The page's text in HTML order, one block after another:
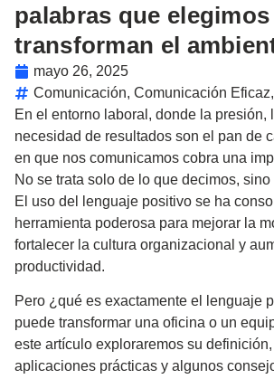
palabras que elegimos
transforman el
mayo 26, 2025
Comunicación, Comunicación Eficaz,
En el entorno laboral, donde la presión,
necesidad de resultados son el pan de
en que nos comunicamos cobra una
No se trata solo de lo que decimos, sino
El uso del lenguaje positivo se ha
herramienta poderosa para mejorar la
fortalecer la cultura organizacional y
productividad.
Pero ¿qué es exactamente el lenguaje
puede transformar una oficina o un
este artículo exploraremos su
aplicaciones prácticas y algunos